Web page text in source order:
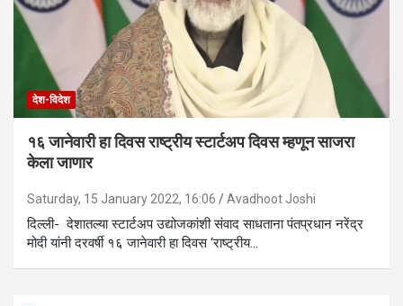
देश-विदेश
१६ जानेवारी हा दिवस राष्ट्रीय स्टार्टअप दिवस म्हणून साजरा
केला जाणार
Saturday, 15 January 2022, 16:06 Avadhoot Joshi
दिल्ली- देशातल्या स्टार्टअप उद्योजकांशी संवाद साधताना पंतप्रधान नरेंद्र
मोदी यांनी दरवर्षी १६ जानेवारी हा दिवस ‘राष्ट्रीय…